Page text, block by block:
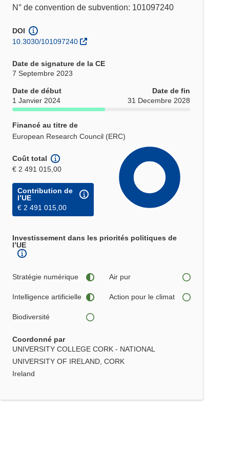
N° de convention de subvention: 101097240
DOI
10.3030/101097240
Date de signature de la CE
7 Septembre 2023
Date de début
1 Janvier 2024
Date de fin
31 Decembre 2028
Financé au titre de
European Research Council (ERC)
Coût total
€ 2 491 015,00
Contribution de
l’UE
€ 2 491 015,00
Investissement dans les priorités politiques de
l’UE
Stratégie numérique Air pur
Intelligence artificielle Action pour le climat
Biodiversité
Coordonné par
UNIVERSITY COLLEGE CORK - NATIONAL
UNIVERSITY OF IRELAND, CORK
Ireland